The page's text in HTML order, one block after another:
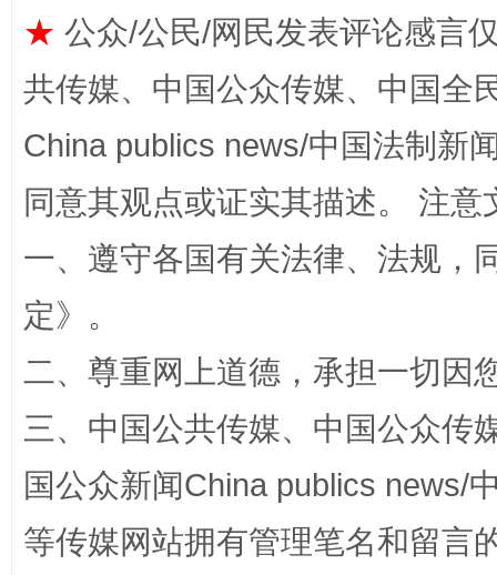
全民健身五年计划来了！等你上场
阿坝州三大球赛在茂县开幕 规模
★ 公众/公民/网民发表评论感言
共传媒、中国公众传媒、中国全
China publics news/中国法制新
同意其观点或证实其描述。 注
一、遵守各国有关法律、法规，
定》。
二、尊重网上道德，承担一切因
三、中国公共传媒、中国公众传
国公众新闻China publics news/
等传媒网站拥有管理笔名和留言